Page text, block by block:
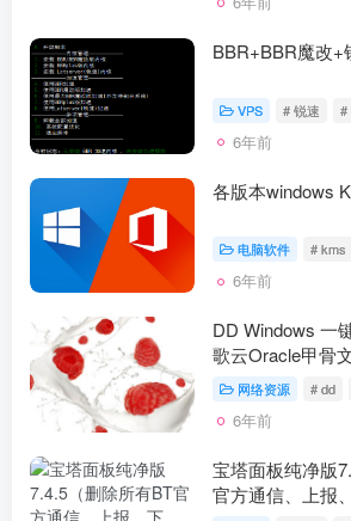
BBR+BBR魔改+
VPS # 锐速 #
6年前
各版本windows
电脑软件 # kms
6年前
DD Windows 一
歌云Oracle甲骨文
网络资源 # dd
6年前
宝塔面板纯净版
官方通信、上报